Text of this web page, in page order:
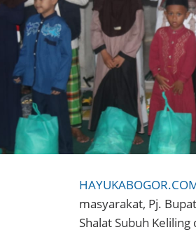
masyarakat, Pj.
Shalat Subuh